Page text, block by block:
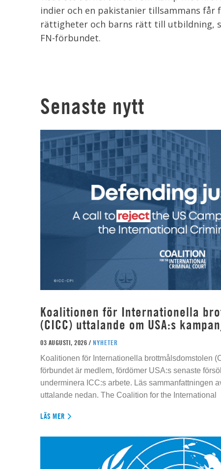
indier och en pakistanier tillsammans
rättigheter och barns rätt till utbildning,
FN-förbundet.
Senaste nytt
Koalitionen för Internationella
(CICC) uttalande om USA:s
03 AUGUSTI, 2026 / NYHETER
Koalitionen för Internationella brottmålsdomstolen
förbundet är medlem, fördömer USA:s senaste
underminera ICC:s arbete. Läs sammanfattningen
uttalande nedan. The Coalition for the International
LÄS MER